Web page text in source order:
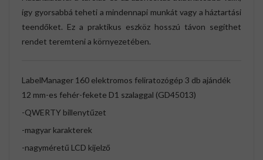
így gyorsabbá teheti a mindennapi munkát vagy a háztartási
teendőket. Ez a praktikus eszköz hosszú távon segíthet
rendet teremteni a környezetében.
LabelManager 160 elektromos feliratozógép 3 db ajándék
12 mm-es fehér-fekete D1 szalaggal (GD45013)
-QWERTY billenytűzet
-magyar karakterek
-nagyméretű LCD kijelző